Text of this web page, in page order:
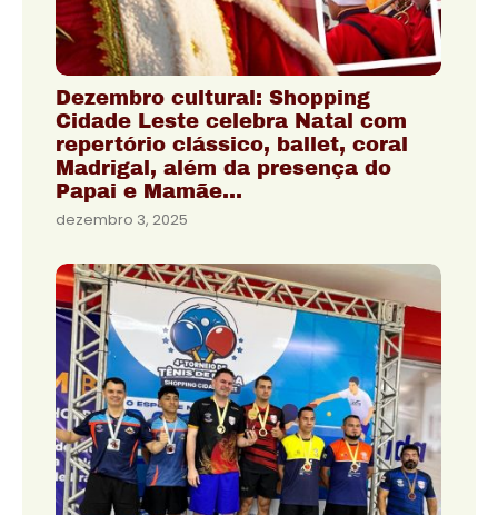
Dezembro cultural: Shopping
Cidade Leste celebra Natal com
repertório clássico, ballet, coral
Madrigal, além da presença do
Papai e Mamãe…
dezembro 3, 2025